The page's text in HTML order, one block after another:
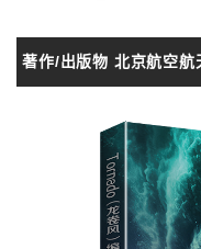
著作/出版物 北京航空